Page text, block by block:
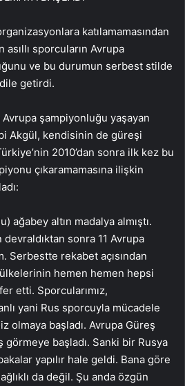
katılamamasından
asıllı sporcuların Avrupa
ve bu durumun serbest stilde
dile getirdi.
şampiyonluğu yaşayan
Akgül, kendisinin de güreşi
2010’dan sonra ilk kez bu
çıkaramamasına ilişkin
ağabey altın madalya almıştı.
devraldıktan sonra 11 Avrupa
Serbestte rekabet açısından
hemen hemen hepsi
etti. Sporcularımız,
yani Rus sporcuyla mücadele
olmaya başladı. Avrupa Güreş
görmeye başladı. Sanki bir Rusya
yapılır hale geldi. Bana göre
da değil. Şu anda özgün